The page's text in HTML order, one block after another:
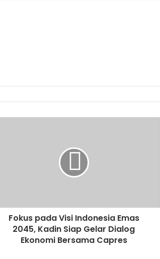
Fokus pada Visi Indonesia Emas
2045, Kadin Siap Gelar Dialog
Ekonomi Bersama Capres